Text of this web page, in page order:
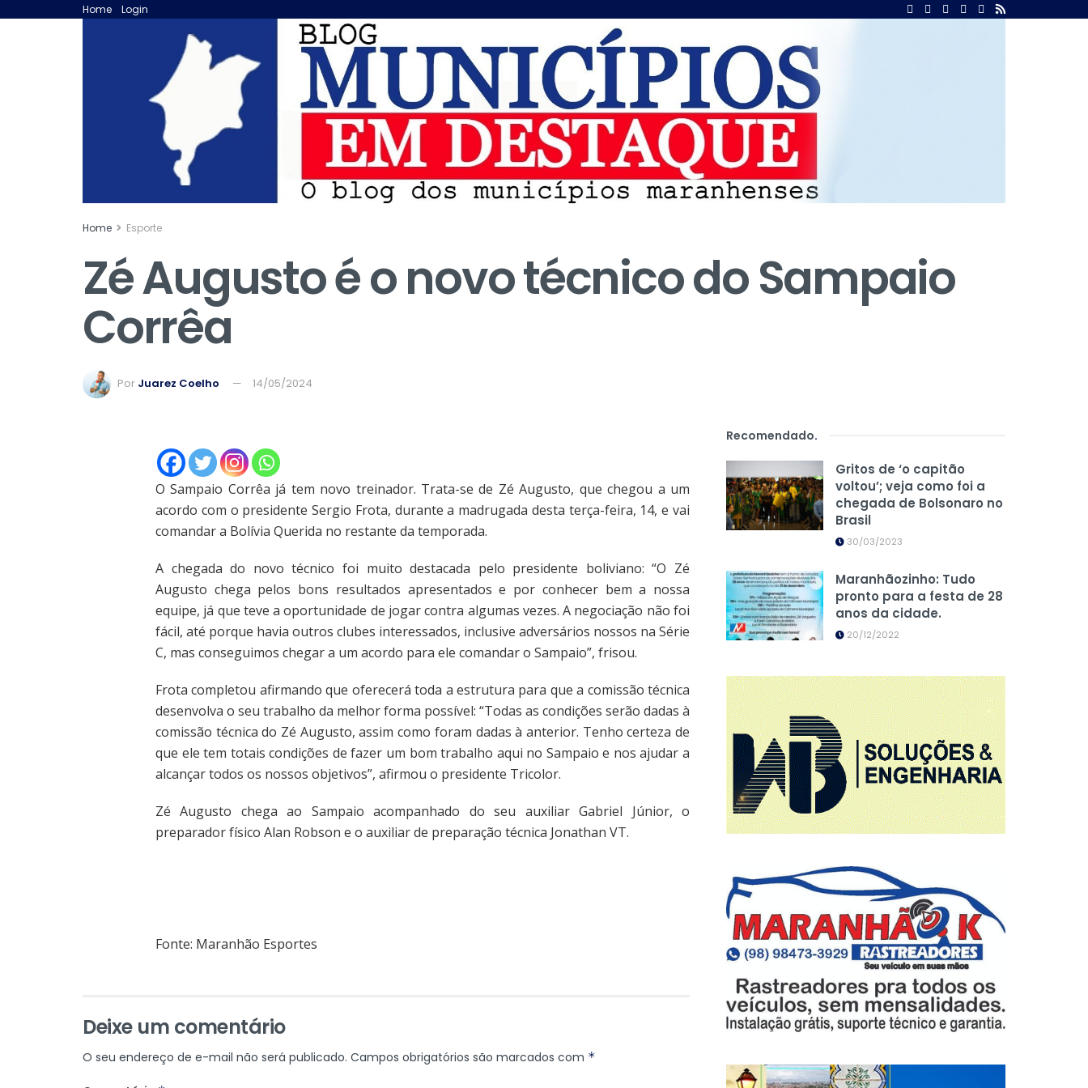
Home Login
Home Esporte
Zé Augusto é o novo técnico do Sampaio
Corrêa
Por Juarez Coelho 14/05/2024
O Sampaio Corrêa já tem novo treinador. Trata-se de Zé Augusto, que chegou a um
acordo com o presidente Sergio Frota, durante a madrugada desta terça-feira, 14, e vai
comandar a Bolívia Querida no restante da temporada.
A chegada do novo técnico foi muito destacada pelo presidente boliviano: “O Zé
Augusto chega pelos bons resultados apresentados e por conhecer bem a nossa
equipe, já que teve a oportunidade de jogar contra algumas vezes. A negociação não foi
fácil, até porque havia outros clubes interessados, inclusive adversários nossos na Série
C, mas conseguimos chegar a um acordo para ele comandar o Sampaio”, frisou.
Frota completou afirmando que oferecerá toda a estrutura para que a comissão técnica
desenvolva o seu trabalho da melhor forma possível: “Todas as condições serão dadas à
comissão técnica do Zé Augusto, assim como foram dadas à anterior. Tenho certeza de
que ele tem totais condições de fazer um bom trabalho aqui no Sampaio e nos ajudar a
alcançar todos os nossos objetivos”, afirmou o presidente Tricolor.
Zé Augusto chega ao Sampaio acompanhado do seu auxiliar Gabriel Júnior, o
preparador físico Alan Robson e o auxiliar de preparação técnica Jonathan VT.
Fonte: Maranhão Esportes
Deixe um comentário
O seu endereço de e-mail não será publicado. Campos obrigatórios são marcados com *
Recomendado.
Gritos de ‘o capitão
voltou’; veja como foi a
chegada de Bolsonaro no
Brasil
30/03/2023
Maranhãozinho: Tudo
pronto para a festa de 28
anos da cidade.
20/12/2022